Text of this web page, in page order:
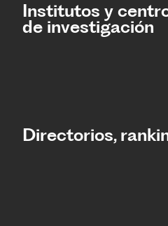
Institutos y
de investigación
Directorios,